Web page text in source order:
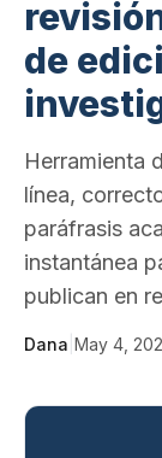
de
Herramienta
línea,
paráfrasis
instantánea
publican en
Dana May 4,